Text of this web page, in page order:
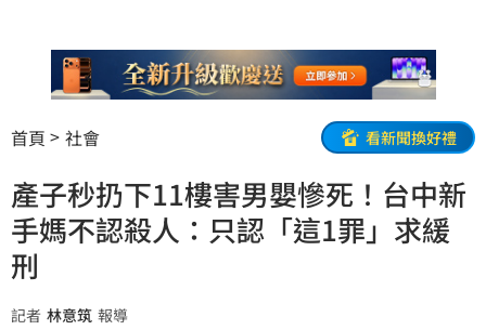
首頁 社會 看新聞換好禮
產子秒扔下11樓害男嬰慘死！台中新
手媽不認殺人：只認「這1罪」求緩
刑
記者 林意筑 報導